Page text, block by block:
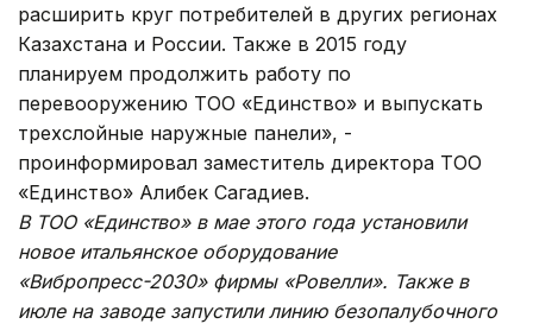
расширить круг потребителей в других регионах
Казахстана и России. Также в 2015 году
планируем продолжить работу по
перевооружению ТОО «Единство» и выпускать
трехслойные наружные панели», -
проинформировал заместитель директора ТОО
«Единство» Алибек Сагадиев.
В ТОО «Единство» в мае этого года установили
новое итальянское оборудование
«Вибропресс-2030» фирмы «Ровелли». Также в
июле на заводе запустили линию безопалубочного